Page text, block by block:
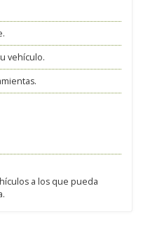
vehículo.
a los que pueda